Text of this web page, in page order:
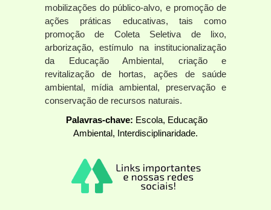
mobilizações do público-alvo, e promoção de
ações práticas educativas, tais como
promoção de Coleta Seletiva de lixo,
arborização, estímulo na institucionalização
da Educação Ambiental, criação e
revitalização de hortas, ações de saúde
ambiental, mídia ambiental, preservação e
conservação de recursos naturais.
Palavras-chave: Escola, Educação
Ambiental, Interdisciplinaridade.